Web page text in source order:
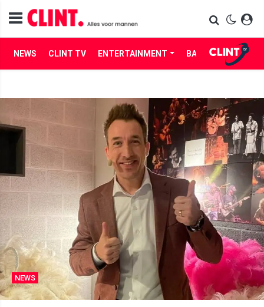
NEWS CLINT TV ENTERTAINMENT BABES LIFE
NEWS